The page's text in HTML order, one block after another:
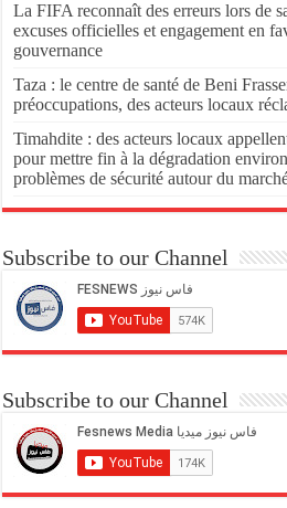
La FIFA reconnaît des erreurs lors de
excuses officielles et engagement en
gouvernance
Taza : le centre de santé de Beni
préoccupations, des acteurs locaux
Timahdite : des acteurs locaux
pour mettre fin à la dégradation
problèmes de sécurité autour du
Subscribe to our Channel
Subscribe to our Channel